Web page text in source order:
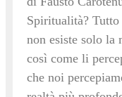
Spiritualità?
non esiste solo la
così come li
che noi